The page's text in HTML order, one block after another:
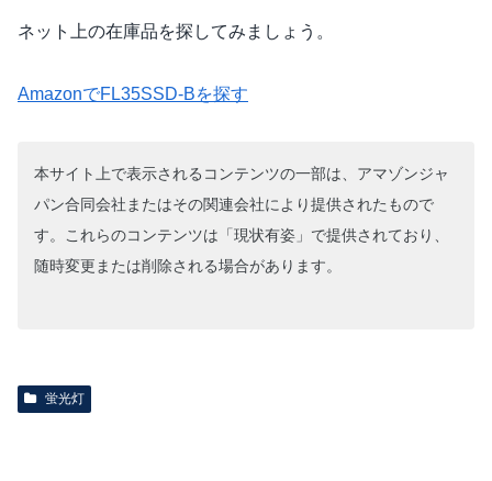
ネット上の在庫品を探してみましょう。
AmazonでFL35SSD-Bを探す
本サイト上で表示されるコンテンツの一部は、アマゾンジャ
パン合同会社またはその関連会社により提供されたもので
す。これらのコンテンツは「現状有姿」で提供されており、
随時変更または削除される場合があります。
蛍光灯